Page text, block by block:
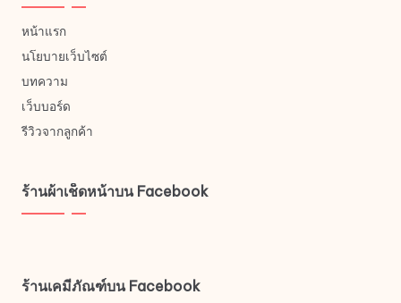
หน้าแรก
นโยบายเว็บไซต์
บทความ
เว็บบอร์ด
รีวิวจากลูกค้า
ร้านผ้าเช็ดหน้าบน Facebook
ร้านเคมีภัณฑ์บน Facebook